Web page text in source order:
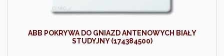
ABB POKRYWA DO GNIAZD ANTENOWYCH BIAŁY
STUDYJNY (174384500)